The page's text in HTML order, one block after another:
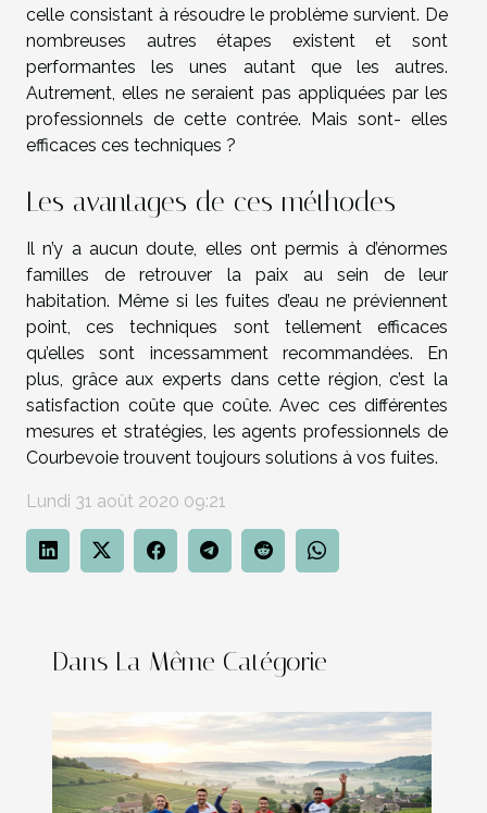
celle consistant à résoudre le problème survient. De
nombreuses autres étapes existent et sont
performantes les unes autant que les autres.
Autrement, elles ne seraient pas appliquées par les
professionnels de cette contrée. Mais sont- elles
efficaces ces techniques ?
Les avantages de ces méthodes
Il n’y a aucun doute, elles ont permis à d’énormes
familles de retrouver la paix au sein de leur
habitation. Même si les fuites d’eau ne préviennent
point, ces techniques sont tellement efficaces
qu’elles sont incessamment recommandées. En
plus, grâce aux experts dans cette région, c’est la
satisfaction coûte que coûte. Avec ces différentes
mesures et stratégies, les agents professionnels de
Courbevoie trouvent toujours solutions à vos fuites.
Lundi 31 août 2020 09:21
Dans La Même Catégorie